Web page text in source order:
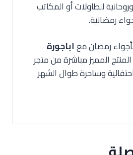
للطاولات أو المكاتب
رمضانية.
رمضان معاباجورة
المميز مباشرة من متجر
وساحرة طوال الشهر